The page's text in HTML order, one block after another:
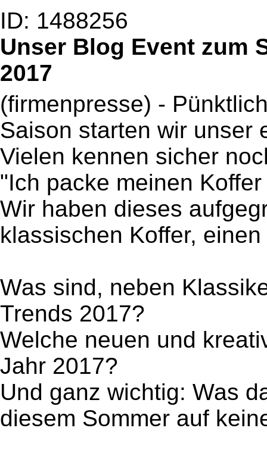
ID: 1488256
Unser Blog Event zum
2017
(firmenpresse) -
Saison starten wir unser
Vielen kennen sicher
"Ich packe meinen
Wir haben dieses
klassischen Koffer,
Was sind, neben
Trends 2017?
Welche neuen und
Jahr 2017?
Und ganz wichtig: Was
diesem Sommer auf